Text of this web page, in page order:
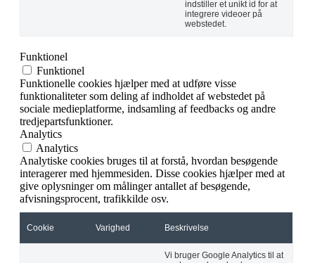
indstiller et unikt id for at
integrere videoer på
webstedet.
Funktionel
Funktionel
Funktionelle cookies hjælper med at udføre visse
funktionaliteter som deling af indholdet af webstedet på
sociale medieplatforme, indsamling af feedbacks og andre
tredjepartsfunktioner.
Analytics
Analytics
Analytiske cookies bruges til at forstå, hvordan besøgende
interagerer med hjemmesiden. Disse cookies hjælper med at
give oplysninger om målinger antallet af besøgende,
afvisningsprocent, trafikkilde osv.
Cookie Varighed Beskrivelse
Vi bruger Google Analytics til at